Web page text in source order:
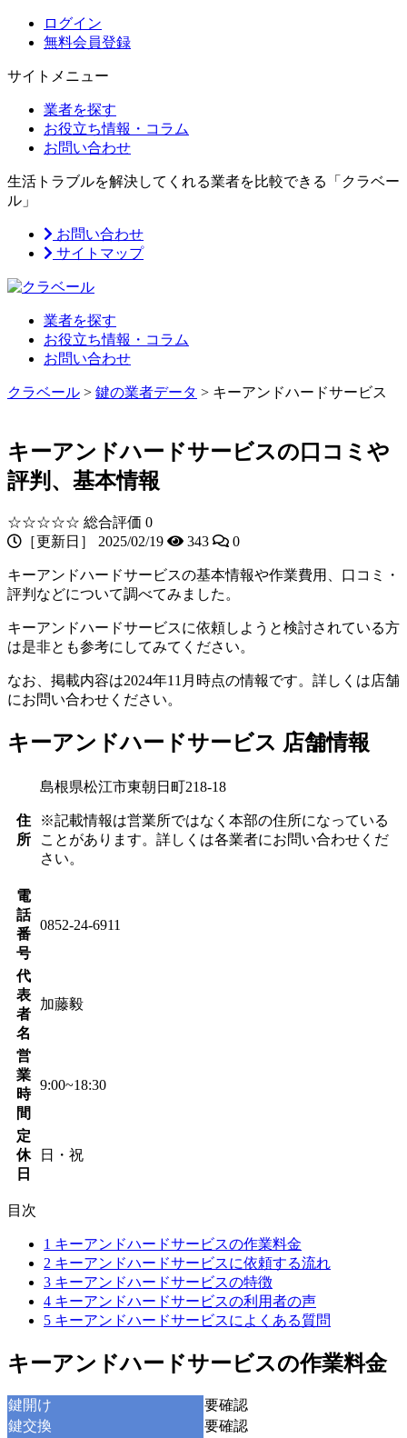
ログイン
無料会員登録
サイトメニュー
業者を探す
お役立ち情報・コラム
お問い合わせ
生活トラブルを解決してくれる業者を比較できる「クラベー
ル」
お問い合わせ
サイトマップ
業者を探す
お役立ち情報・コラム
お問い合わせ
クラベール > 鍵の業者データ > キーアンドハードサービス
キーアンドハードサービスの口コミや
評判、基本情報
☆☆☆☆☆ 総合評価 0
［更新日］ 2025/02/19
343 0
キーアンドハードサービスの基本情報や作業費用、口コミ・
評判などについて調べてみました。
キーアンドハードサービスに依頼しようと検討されている方
は是非とも参考にしてみてください。
なお、掲載内容は2024年11月時点の情報です。詳しくは店舗
にお問い合わせください。
キーアンドハードサービス 店舗情報
住
所
島根県松江市東朝日町218-18
※記載情報は営業所ではなく本部の住所になっている
ことがあります。詳しくは各業者にお問い合わせくだ
さい。
電
話
番
号
0852-24-6911
代
表
者
名
加藤毅
営
業
時
間
9:00~18:30
定
休
日
日・祝
目次
1 キーアンドハードサービスの作業料金
2 キーアンドハードサービスに依頼する流れ
3 キーアンドハードサービスの特徴
4 キーアンドハードサービスの利用者の声
5 キーアンドハードサービスによくある質問
キーアンドハードサービスの作業料金
鍵開け
要確認
鍵交換
要確認